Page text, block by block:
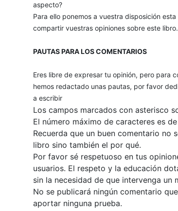
aspecto?
Para ello ponemos a vuestra disposición
compartir vuestras opiniones sobre este libro.
PAUTAS PARA LOS COMENTARIOS
Eres libre de expresar tu opinión, pero para
hemos redactado unas pautas, por favor
a escribir
Los campos marcados con asterisco
El número máximo de caracteres es de
Recuerda que un buen comentario no
libro sino también el por qué.
Por favor sé respetuoso en tus
usuarios. El respeto y la educación
sin la necesidad de que intervenga un
No se publicará ningún comentario
aportar ninguna prueba.